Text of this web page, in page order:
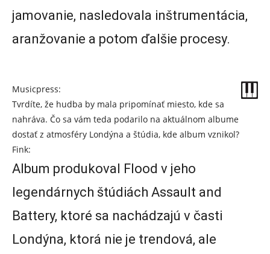
jamovanie, nasledovala inštrumentácia,
aranžovanie a potom ďalšie procesy.
Musicpress:
Tvrdíte, že hudba by mala pripomínať miesto, kde sa
nahráva. Čo sa vám teda podarilo na aktuálnom albume
dostať z atmosféry Londýna a štúdia, kde album vznikol?
Fink:
Album produkoval Flood v jeho
legendárnych štúdiách Assault and
Battery, ktoré sa nachádzajú v časti
Londýna, ktorá nie je trendová, ale